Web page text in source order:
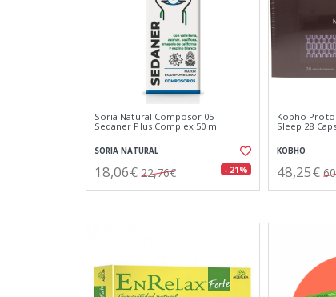
Soria Natural Composor 05
Sedaner Plus Complex 50 ml
SORIA NATURAL
18,06€ 22,76€ - 21%
Kobho
Sleep 28
KOBHO
48,25€